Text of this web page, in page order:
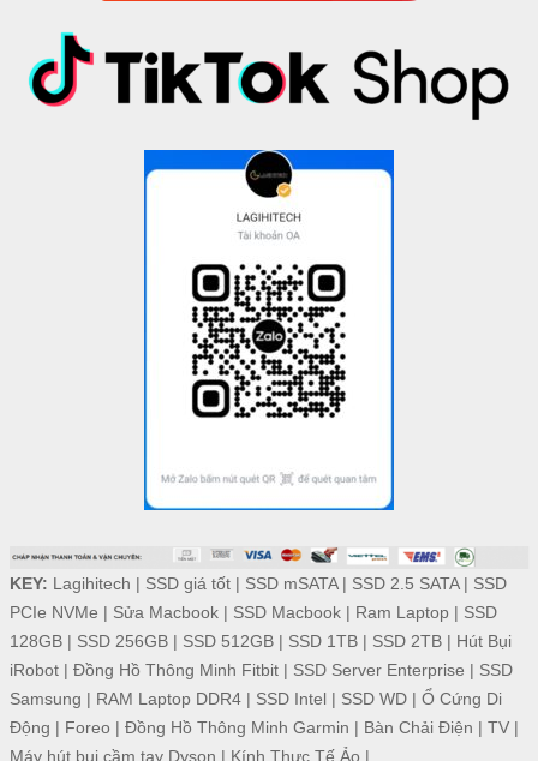
KEY: Lagihitech | SSD giá tốt| SSD mSATA| SSD 2.5 SATA| SSD
PCIe NVMe | Sửa Macbook| SSD Macbook| Ram Laptop| SSD
128GB| SSD 256GB| SSD 512GB| SSD 1TB| SSD 2TB| Hút Bụi
iRobot| Đồng Hồ Thông Minh Fitbit| SSD Server Enterprise | SSD
Samsung | RAM Laptop DDR4| SSD Intel| SSD WD| Ổ Cứng Di
Động | Foreo | Đồng Hồ Thông Minh Garmin | Bàn Chải Điện | TV|
Máy hút bụi cầm tay Dyson | Kính Thực Tế Ảo |